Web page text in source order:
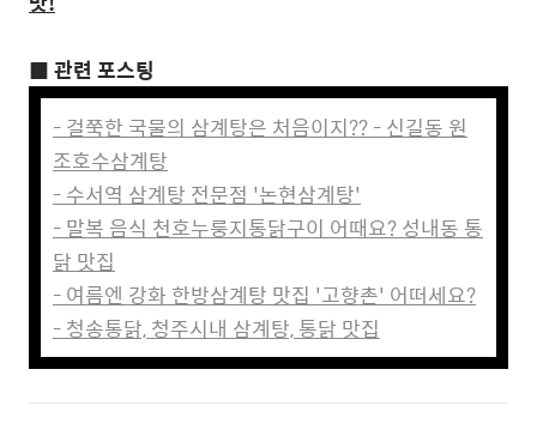
■ 관련 포스팅
- 걸쭉한 국물의 삼계탕은 처음이지?? - 신길동 원
조호수삼계탕
- 수서역 삼계탕 전문점 '논현삼계탕'
- 말복 음식 천호누룽지통닭구이 어때요? 성내동 통
닭 맛집
- 여름엔 강화 한방삼계탕 맛집 '고향촌' 어떠세요?
- 청송통닭, 청주시내 삼계탕, 통닭 맛집